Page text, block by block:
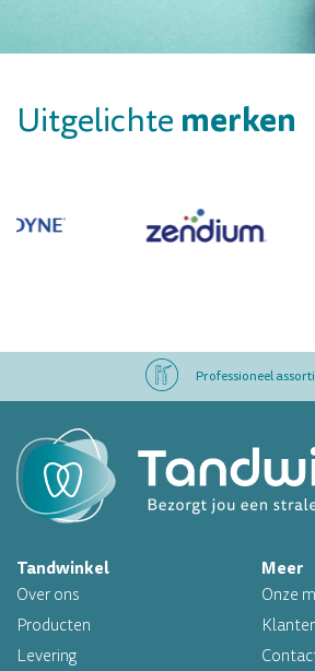
Uitgelichte merken
Professioneel
Op werkdagen voor 16.00 uur
Professioneel
Altijd op
Tandwinkel
Over ons
Producten
Levering
Meer
Onze